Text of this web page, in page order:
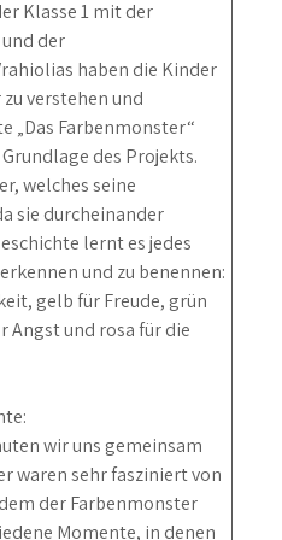
Klasse 1 mit der
der
haben die Kinder
verstehen und
„Das Farbenmonster“
des Projekts.
welches seine
sie durcheinander
lernt es jedes
und zu benennen:
gelb für Freude, grün
Angst und rosa für die
wir uns gemeinsam
waren sehr fasziniert von
der Farbenmonster
Momente, in denen